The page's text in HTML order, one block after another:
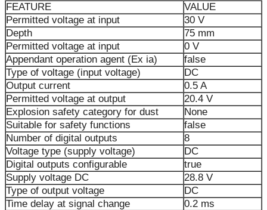
FEATURE
VALUE
Permitted voltage at input
30 V
Depth
75 mm
Permitted voltage at input
0 V
Appendant operation agent (Ex ia)
false
Type of voltage (input voltage)
DC
Output current
0.5 A
Permitted voltage at output
20.4 V
Explosion safety category for dust
None
Suitable for safety functions
false
Number of digital outputs
8
Voltage type (supply voltage)
DC
Digital outputs configurable
true
Supply voltage DC
28.8 V
Type of output voltage
DC
Time delay at signal change
0.2 ms